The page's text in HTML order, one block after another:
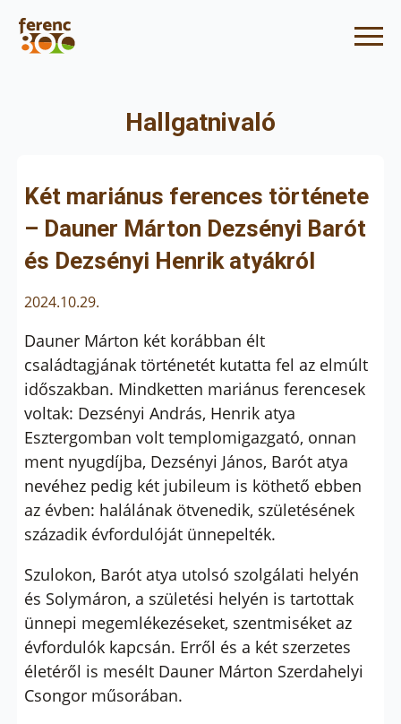
Hallgatnivaló
Két mariánus ferences története
– Dauner Márton Dezsényi Barót
és Dezsényi Henrik atyákról
2024.10.29.
Dauner Márton két korábban élt
családtagjának történetét kutatta fel az elmúlt
időszakban. Mindketten mariánus ferencesek
voltak: Dezsényi András, Henrik atya
Esztergomban volt templomigazgató, onnan
ment nyugdíjba, Dezsényi János, Barót atya
nevéhez pedig két jubileum is köthető ebben
az évben: halálának ötvenedik, születésének
századik évfordulóját ünnepelték.
Szulokon, Barót atya utolsó szolgálati helyén
és Solymáron, a születési helyén is tartottak
ünnepi megemlékezéseket, szentmiséket az
évfordulók kapcsán. Erről és a két szerzetes
életéről is mesélt Dauner Márton Szerdahelyi
Csongor műsorában.